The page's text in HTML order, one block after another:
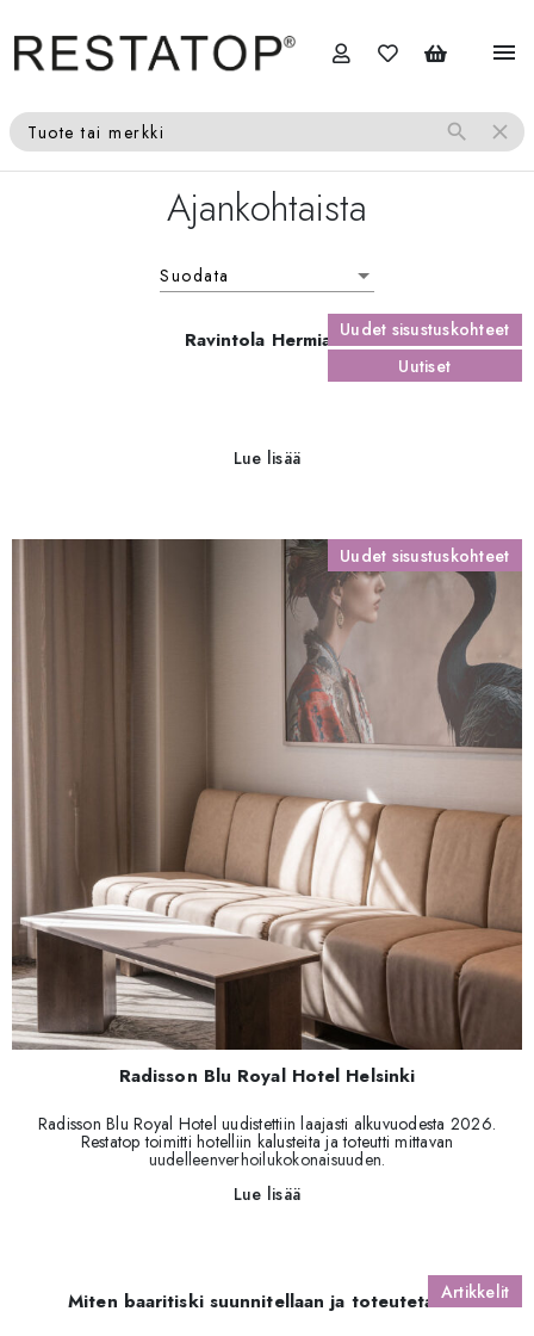
menu
Tuote tai merkki search close
Ajankohtaista
Suodata
Suodata
Uudet sisustuskohteet
Uutiset
Ravintola Hermia 6
Lue lisää
Uudet sisustuskohteet
Radisson Blu Royal Hotel Helsinki
Radisson Blu Royal Hotel uudistettiin laajasti alkuvuodesta 2026.
Restatop toimitti hotelliin kalusteita ja toteutti mittavan
uudelleenverhoilukokonaisuuden.
Lue lisää
Artikkelit
Miten baaritiski suunnitellaan ja toteutetaan?